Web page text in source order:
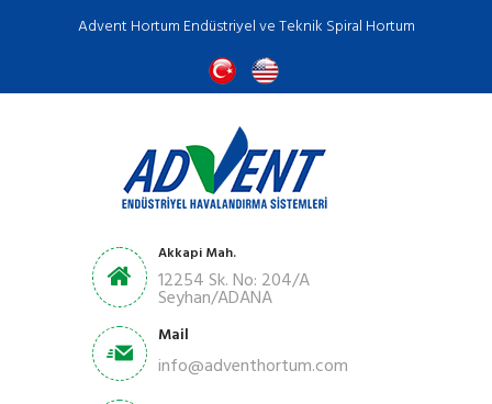
Advent Hortum Endüstriyel ve Teknik Spiral Hortum
Akkapi Mah.
12254 Sk. No: 204/A
Seyhan/ADANA
Mail
info@adventhortum.com